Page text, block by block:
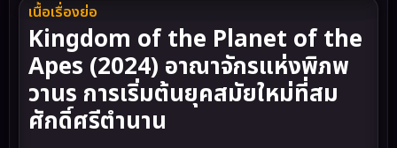
เนื้อเรื่องย่อ
Kingdom of the Planet of the
Apes (2024) อาณาจักรแห่งพิภพ
วานร การเริ่มต้นยุคสมัยใหม่ที่สม
ศักดิ์ศรีตำนาน